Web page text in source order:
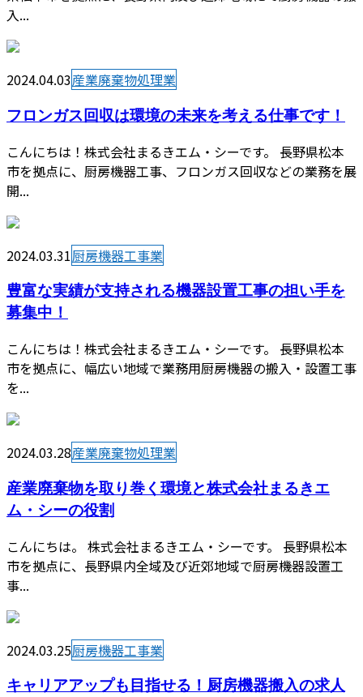
入...
2024.04.03産業廃棄物処理業
フロンガス回収は環境の未来を考える仕事です！
こんにちは！株式会社まるきエム・シーです。 長野県松本
市を拠点に、厨房機器工事、フロンガス回収などの業務を展
開...
2024.03.31厨房機器工事業
豊富な実績が支持される機器設置工事の担い手を
募集中！
こんにちは！株式会社まるきエム・シーです。 長野県松本
市を拠点に、幅広い地域で業務用厨房機器の搬入・設置工事
を...
2024.03.28産業廃棄物処理業
産業廃棄物を取り巻く環境と株式会社まるきエ
ム・シーの役割
こんにちは。 株式会社まるきエム・シーです。 長野県松本
市を拠点に、長野県内全域及び近郊地域で厨房機器設置工
事...
2024.03.25厨房機器工事業
キャリアアップも目指せる！厨房機器搬入の求人